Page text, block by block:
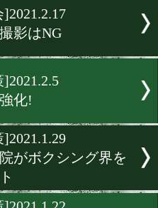
ガールOK!
新人王決勝は12月。
来年2月開催
会長の社会貢献に
ファスト賞